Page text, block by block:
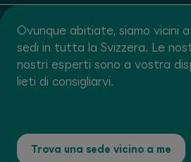
Ovunque abitiate, siamo vicini
sedi in tutta la Svizzera. Le
nostri esperti sono a vostra
lieti di consigliarvi.
Trova una sede vicino a me